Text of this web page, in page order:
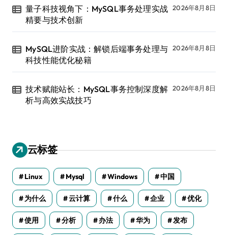
量子科技视角下：MySQL事务处理实战
精要与技术创新
2026年8月8日
MySQL进阶实战：解锁后端事务处理与
科技性能优化秘籍
2026年8月8日
技术赋能站长：MySQL事务控制深度解
析与高效实战技巧
2026年8月8日
云标签
Linux Mysql Windows 中国
为什么 云计算 什么 企业 优化
使用 分析 办法 华为 发布